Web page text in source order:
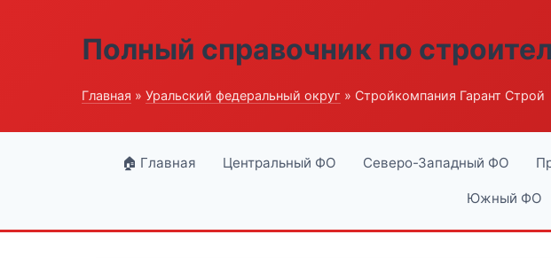
Полный справочник по
Главная » Уральский федеральный округ » Стройкомпания Гарант Строй
🏠 Главная Центральный ФО Северо-Западный ФО
Южный ФО